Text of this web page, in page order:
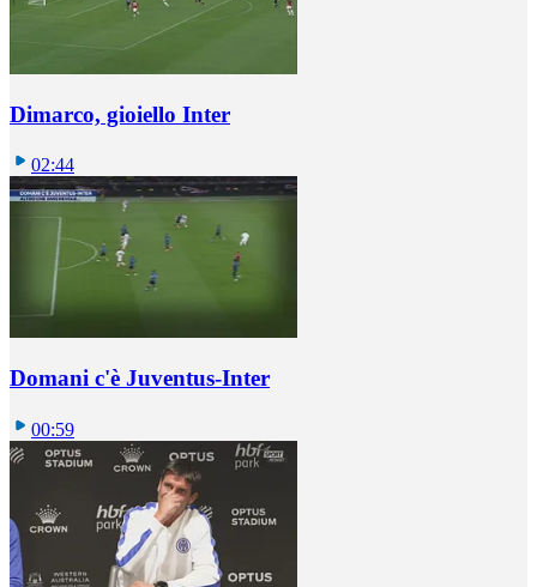
Dimarco, gioiello Inter
02:44
Domani c'è Juventus-Inter
00:59